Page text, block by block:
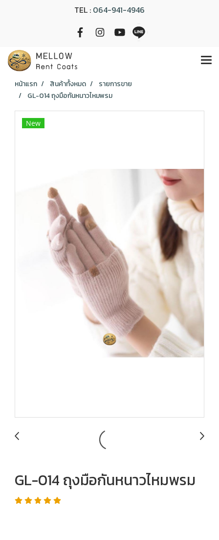
TEL : 064-941-4946
หน้าแรก สินค้าทั้งหมด
รายการขาย
GL-014 ถุงมือกันหนาวไหมพรม
New
GL-014 ถุงมือกันหนาวไหมพรม